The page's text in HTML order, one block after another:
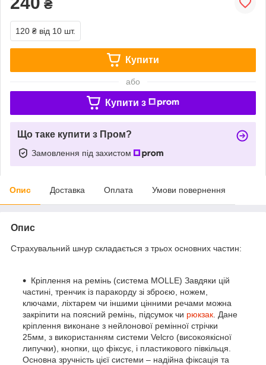
₴
120 ₴ від 10 шт.
Купити
або
Купити з
Що таке купити з Пром?
Замовлення під захистом
Опис Доставка Оплата Умови повернення
Опис
Страхувальний шнур складається з трьох основних частин:
Кріплення на ремінь (система MOLLE) Завдяки цій
частині, тренчик із паракорду зі зброєю, ножем,
ключами, ліхтарем чи іншими цінними речами можна
закріпити на поясний ремінь, підсумок чи рюкзак . Дане
кріплення виконане з нейлонової ремінної стрічки
25мм, з використанням системи Velcro (високоякісної
липучки), кнопки, що фіксує, і пластикового півкільця.
Основна зручність цієї системи – надійна фіксація та